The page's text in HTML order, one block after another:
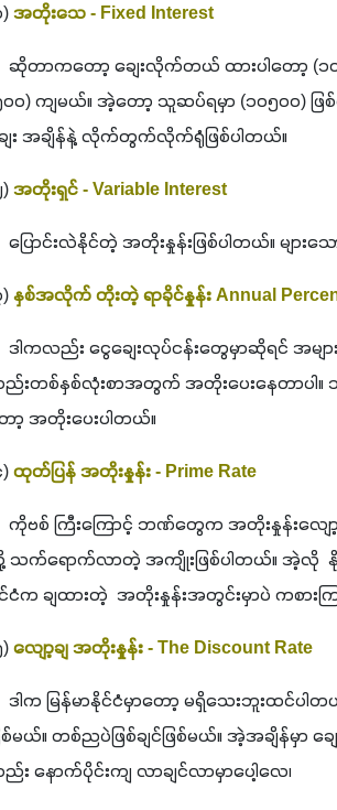
အတိုးသေ - Fixed Interest
တာကတော့ ချေးလိုက်တယ် ထားပါတော့ (၁
၀၀) ကျမယ်။ အဲ့တော့ သူဆပ်ရမှာ (၁၀၅၀၀) ဖ
ေး အချိန်နဲ့ လိုက်တွက်လိုက်ရုံဖြစ်ပါတယ်။
အတိုးရှင် - Variable Interest
ြောင်းလဲနိုင်တဲ့ အတိုးနှုန်းဖြစ်ပါတယ်။ များ
နှစ်အလိုက် တိုးတဲ့ ရာခိုင်နှုန်း Annual
ါကလည်း ငွေချေးလုပ်ငန်းတွေမှာဆိုရင် အမျ
းတစ်နှစ်လုံးစာအတွက် အတိုးပေးနေတာပ
ာ့ အတိုးပေးပါတယ်။
ထုတ်ပြန် အတိုးနှုန်း - Prime Rate
ဗစ် ကြီးကြောင့် ဘဏ်တွေက အတိုးနှုန်းလျ
သက်ရောက်လာတဲ့ အကျိုးဖြစ်ပါတယ်။ အဲ့လို
ငံက ချထားတဲ့  အတိုးနှုန်းအတွင်းမှာပဲ ကစာ
လျော့ချ အတိုးနှုန်း - The Discount Rate
ါက မြန်မာနိုင်ငံမှာတော့ မရှိသေးဘူးထင်ပါတ
စ်မယ်။ တစ်ညပဲဖြစ်ချင်ဖြစ်မယ်။ အဲ့အချိန်မှ
း နောက်ပိုင်းကျ လာချင်လာမှာပေါ့လေ၊